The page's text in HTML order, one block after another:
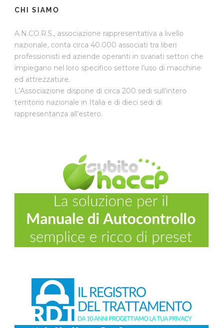
CHI SIAMO
A.N.CO.R.S., associazione rappresentativa a livello
nazionale, conta circa 40.000 associati tra liberi
professionisti ed aziende operanti in svariati settori che
impiegano nel loro specifico settore l’uso di macchine
ed attrezzature.
L’Associazione dispone di circa 200 sedi sull’intero
territorio nazionale in Italia e di dieci sedi di
rappresentanza all’estero.